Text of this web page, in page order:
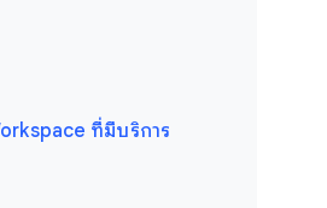
ที่มีบริการ